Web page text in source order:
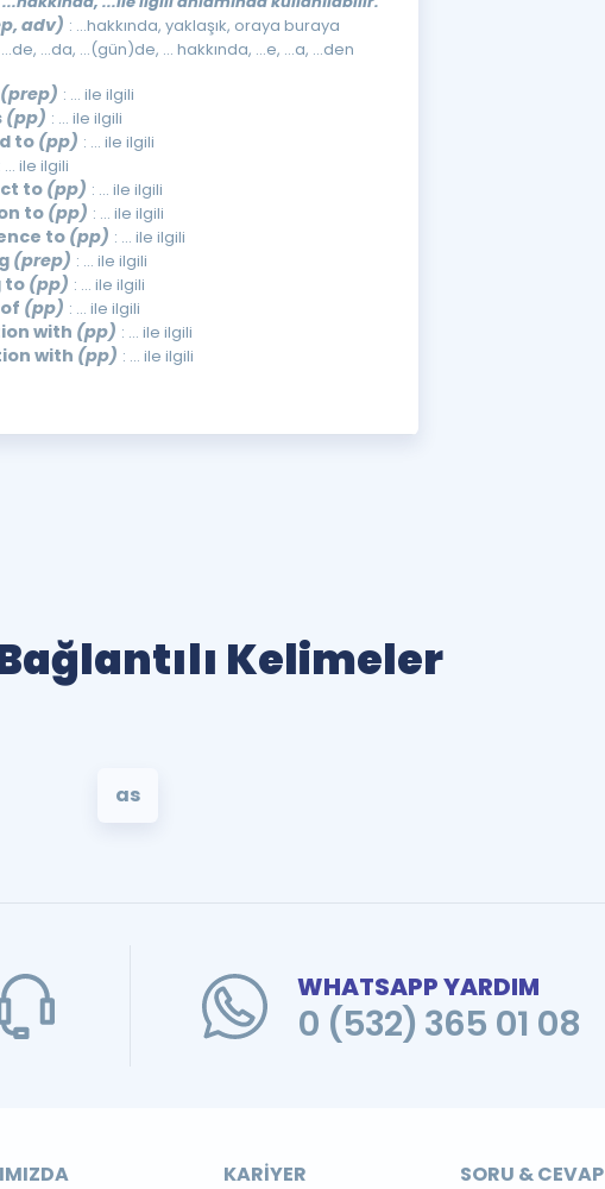
adv) : ...hakkında, yaklaşık, oraya buraya
...de, ...da, ...(gün)de, ... hakkında, ...e, ...a, ...den
(prep) : … ile ilgili
(pp) : … ile ilgili
to (pp) : … ile ilgili
: … ile ilgili
to (pp) : … ile ilgili
to(pp) : … ile ilgili
to(pp) : … ile ilgili
(prep) : … ile ilgili
to(pp) : … ile ilgili
(pp) : … ile ilgili
with (pp) : … ile ilgili
with (pp) : … ile ilgili
Kelimeler
as
WHATSAPP YARDIM
0 (532) 365 01 08
KARIYER SORU & CEVAP